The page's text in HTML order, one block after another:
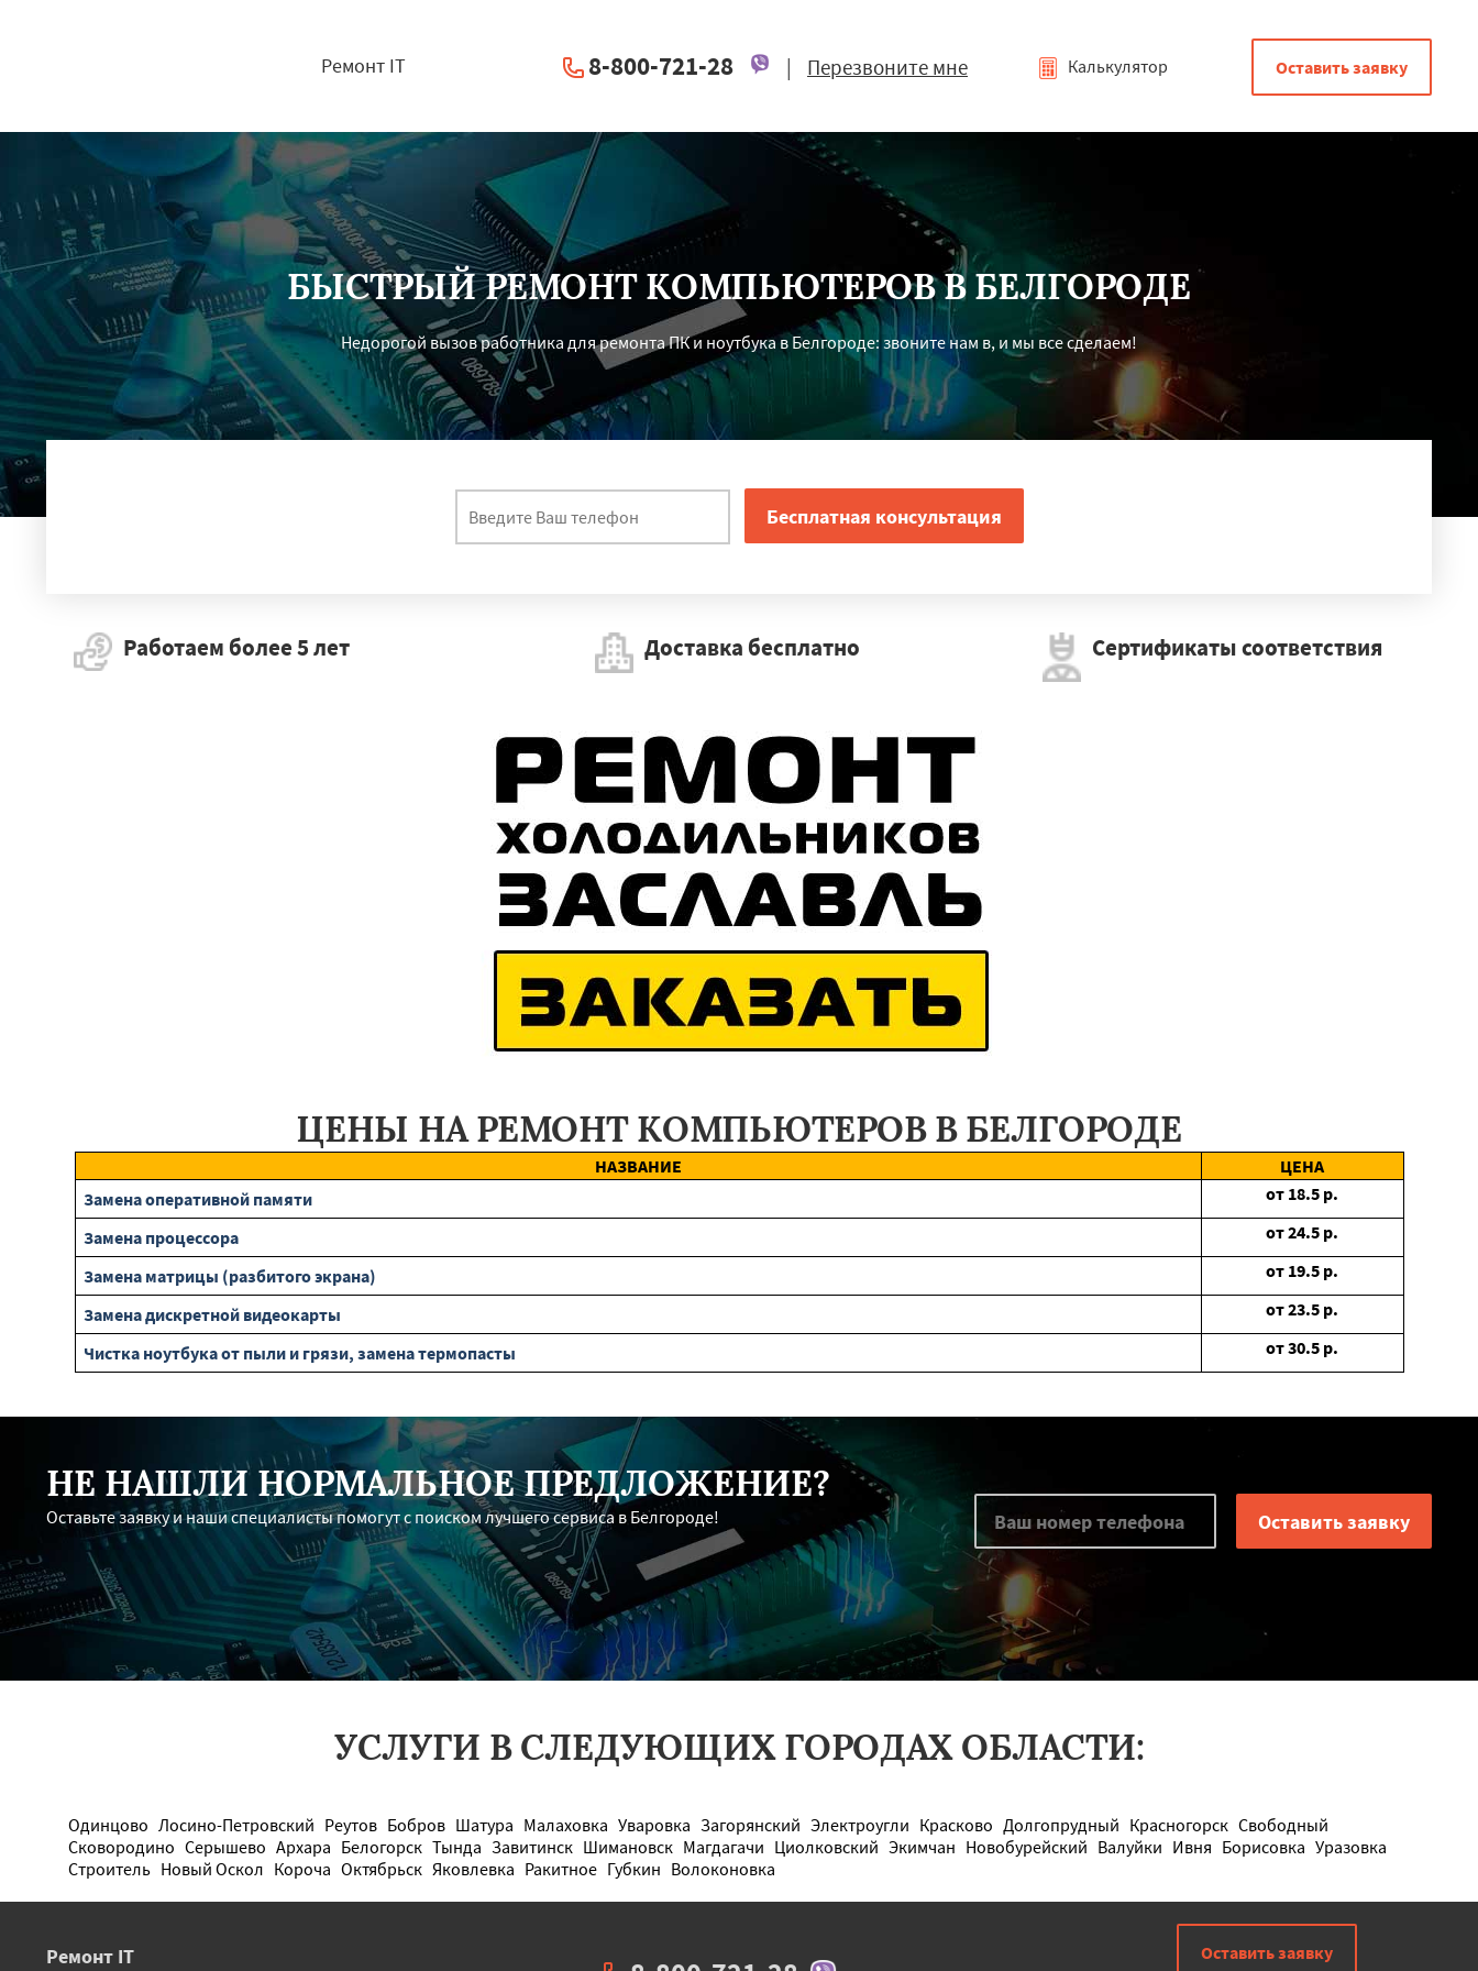
Работаем по регионам
Дрезна Богородское Восход Люберцы Томилино Хотьково Белоомут
Бронницы Некрасовское Экимчан Шимановск Серышево
Белогорск
Райчихинск Завитинск Архара Новобурейский Зея Бурея Магдагачи
Губкин Уразовка Белгород Пролетарск Северное Грайворон Ивня
Короча Шебекино Валуйки
Ремонт IT 8-800-721-28 | Перезвоните мне Калькулятор Оставить заявку
БЫСТРЫЙ РЕМОНТ КОМПЬЮТЕРОВ В БЕЛГОРОДЕ
Недорогой вызов работника для ремонта ПК и ноутбука в Белгороде: звоните нам в, и мы все сделаем!
Работаем более 5 лет Доставка бесплатно Сертификаты соответствия
ЦЕНЫ НА РЕМОНТ КОМПЬЮТЕРОВ В БЕЛГОРОДЕ
НАЗВАНИЕ
ЦЕНА
Замена оперативной памяти
от 18.5 р.
Замена процессора
от24.5 р.
Замена матрицы (разбитого экрана)
от 19.5 р.
Замена дискретной видеокарты
от23.5 р.
Чистка ноутбука от пыли и грязи, замена термопасты
от30.5 р.
НЕ НАШЛИ НОРМАЛЬНОЕ ПРЕДЛОЖЕНИЕ?
Оставьте заявку и наши специалисты помогут с поиском лучшего сервиса в Белгороде!
УСЛУГИ В СЛЕДУЮЩИХ ГОРОДАХ ОБЛАСТИ:
Одинцово Лосино-Петровский Реутов Бобров Шатура Малаховка Уваровка Загорянский Электроугли Красково Долгопрудный Красногорск Свободный
Сковородино Серышево Архара Белогорск Тында Завитинск Шимановск Магдагачи Циолковский Экимчан Новобурейский Валуйки Ивня Борисовка Уразовка
Строитель Новый Оскол Короча Октябрьск Яковлевка Ракитное Губкин Волоконовка
Ремонт IT Оставить заявку
УЗНАТЬ ПОДРОБНЕЕ ×